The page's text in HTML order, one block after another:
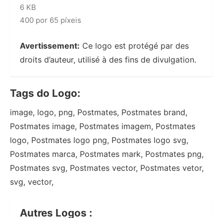
6 KB
400 por 65 píxeis
Avertissement: Ce logo est protégé par des
droits d’auteur, utilisé à des fins de divulgation.
Tags do Logo:
image, logo, png, Postmates, Postmates brand,
Postmates image, Postmates imagem, Postmates
logo, Postmates logo png, Postmates logo svg,
Postmates marca, Postmates mark, Postmates png,
Postmates svg, Postmates vector, Postmates vetor,
svg, vector,
Autres Logos :